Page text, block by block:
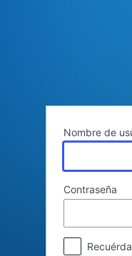
Nombre de
Contraseña